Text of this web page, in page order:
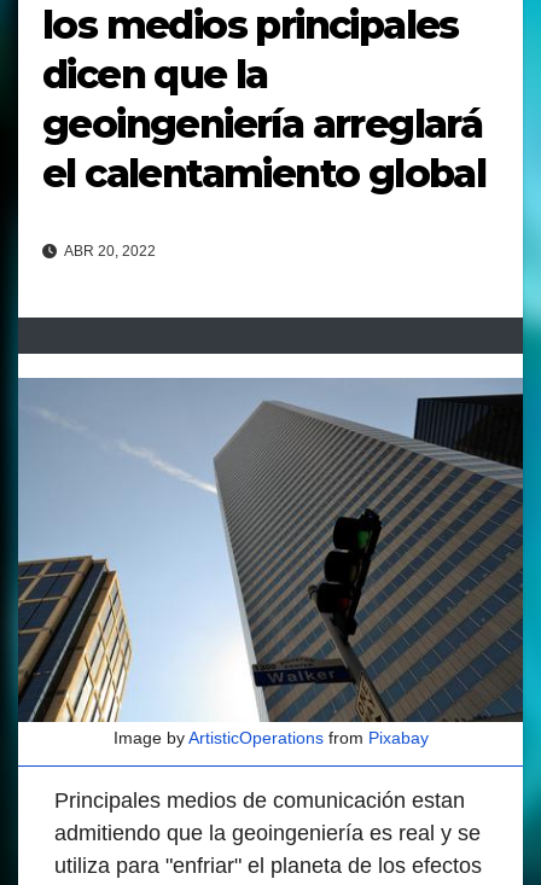
los medios principales
dicen que la
geoingeniería arreglará
el calentamiento global
ABR 20, 2022
Image byArtisticOperationsfrom Pixabay
Principales medios de comunicación estan
admitiendo que la geoingeniería es real y se
utiliza para "enfriar" el planeta de los efectos